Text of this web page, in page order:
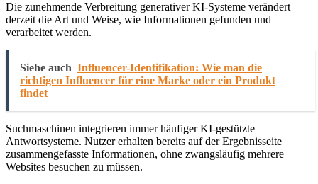
Die zunehmende Verbreitung generativer KI-Systeme verändert
derzeit die Art und Weise, wie Informationen gefunden und
verarbeitet werden.
Siehe auch Influencer-Identifikation: Wie man die
richtigen Influencer für eine Marke oder ein Produkt
findet
Suchmaschinen integrieren immer häufiger KI-gestützte
Antwortsysteme. Nutzer erhalten bereits auf der Ergebnisseite
zusammengefasste Informationen, ohne zwangsläufig mehrere
Websites besuchen zu müssen.